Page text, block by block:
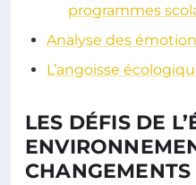
programmes
Analyse des
L’angoisse
LES DÉFIS DE